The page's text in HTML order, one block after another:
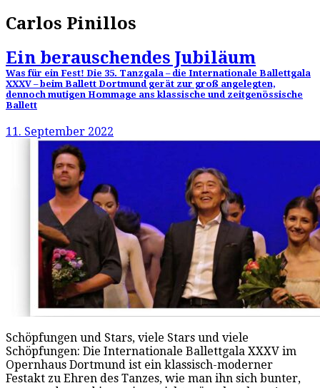
Carlos Pinillos
Ein berauschendes Jubiläum
Was für ein Fest! Die 35. Tanzgala – die Internationale Ballettgala
XXXV – beim Ballett Dortmund gerät zur groß angelegten,
dennoch mutigen Hommage ans klassische und zeitgenössische
Ballett
11. September 2022
Schöpfungen und Stars, viele Stars und viele
Schöpfungen: Die Internationale Ballettgala XXXV im
Opernhaus Dortmund ist ein klassisch-moderner
Festakt zu Ehren des Tanzes, wie man ihn sich bunter,